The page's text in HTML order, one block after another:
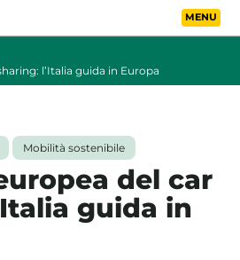
Vai al contenuto
l’Italia guida in Europa
Mobilità sostenibile
del car
guida in